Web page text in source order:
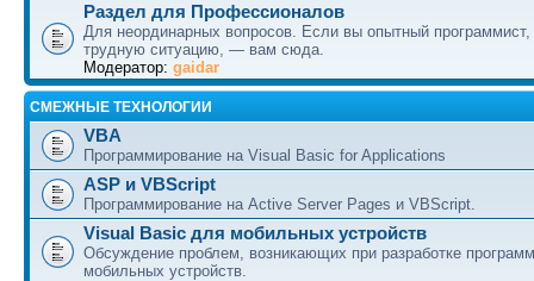
Раздел для Профессионалов
Для неординарных вопросов. Если вы опытный
трудную ситуацию, — вам сюда.
Модератор: gaidar
СМЕЖНЫЕ ТЕХНОЛОГИИ
VBA
Программирование на Visual Basic for Applications
ASP и VBScript
Программирование на Active Server Pages и VBScript.
Visual Basic для мобильных устройств
Обсуждение проблем, возникающих при разработке
мобильных устройств.